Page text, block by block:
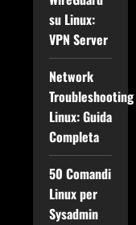
su Linux:
VPN Server
Network
Troubleshooting
Linux: Guida
Completa
50 Comandi
Linux per
Sysadmin